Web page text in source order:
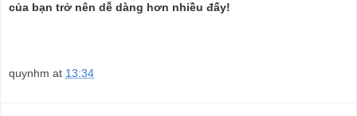
của bạn trở nên dễ dàng hơn nhiều đấy!
quynhm at 13:34